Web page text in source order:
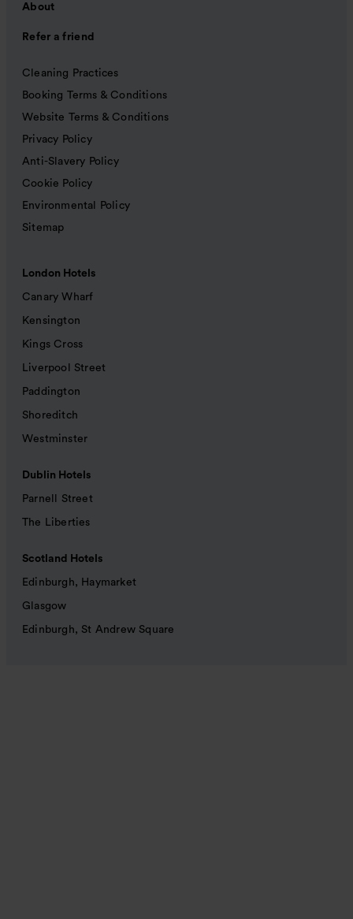
About
Refer a friend
Cleaning Practices
Booking Terms & Conditions
Website Terms & Conditions
Privacy Policy
Anti-Slavery Policy
Cookie Policy
Environmental Policy
Sitemap
London Hotels
Canary Wharf
Kensington
Kings Cross
Liverpool Street
Paddington
Shoreditch
Westminster
Dublin Hotels
Parnell Street
The Liberties
Scotland Hotels
Edinburgh, Haymarket
Glasgow
Edinburgh, St Andrew Square